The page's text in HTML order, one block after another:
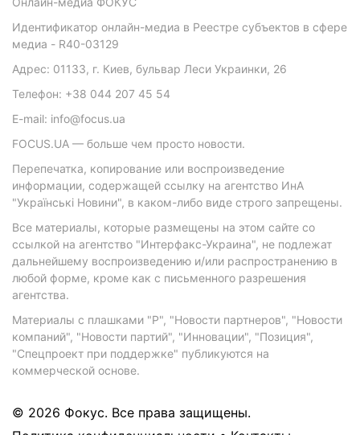
Идентификатор онлайн-медиа в Реестре субъектов в сфере
медиа - R40-03129
Адрес: 01133, г. Киев, бульвар Леси Украинки, 26
Телефон: +38 044 207 45 54
E-mail: info@focus.ua
FOCUS.UA — больше чем просто новости.
Перепечатка, копирование или воспроизведение
информации, содержащей ссылку на агентство ИнА
"Українські Новини", в каком-либо виде строго запрещены.
Все материалы, которые размещены на этом сайте со
ссылкой на агентство "Интерфакс-Украина", не подлежат
дальнейшему воспроизведению и/или распространению в
любой форме, кроме как с письменного разрешения
агентства.
Материалы с плашками "Р", "Новости партнеров", "Новости
компаний", "Новости партий", "Инновации", "Позиция",
"Спецпроект при поддержке" публикуются на
коммерческой основе.
© 2026 Фокус. Все права защищены.